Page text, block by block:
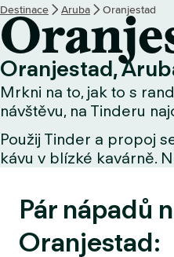
k
á
t
r
á
n
a
T
d
e
r
Destinace Aruba Oranjestad
Oranjestad,
Mrkni na to, jak to s
návštěvu, na Tinderu
Použij Tinder a propoj
kávu v blízké kavárně.
Pár nápadů
Oranjestad: